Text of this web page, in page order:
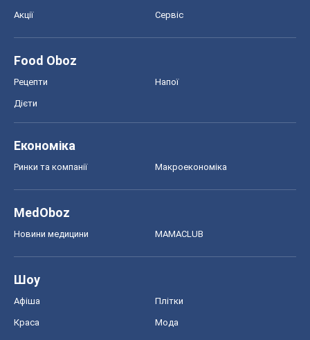
Акції Сервіс
Food Oboz
Рецепти Напої
Дієти
Економіка
Ринки та компанії Макроекономіка
MedOboz
Новини медицини MAMACLUB
Шоу
Афіша Плітки
Краса Мода